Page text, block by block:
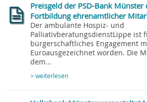
Preisgeld der PSD-Bank Münster
Fortbildung ehrenamtlicher
Der ambulante Hospiz- und
PalliativberatungsdienstLippe ist
bürgerschaftliches Engagement
Euroausgezeichnet worden. Die
dem...
> weiterlesen